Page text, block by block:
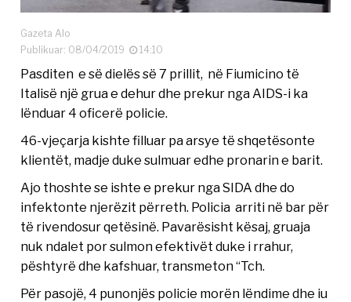
Gazeta Alo
Publikuar: 08/04/2019
14:10
Pasditen e së dielës së 7 prillit, në Fiumicino të
Italisë një grua e dehur dhe prekur nga AIDS-i ka
lënduar 4 oficerë policie.
46-vjeçarja kishte filluar pa arsye të shqetësonte
klientët, madje duke sulmuar edhe pronarin e barit.
Ajo thoshte se ishte e prekur nga SIDA dhe do
infektonte njerëzit përreth. Policia arriti në bar për
të rivendosur qetësinë. Pavarësisht kësaj, gruaja
nuk ndalet por sulmon efektivët duke i rrahur,
pështyrë dhe kafshuar, transmeton “Tch.
Për pasojë, 4 punonjës policie morën lëndime dhe iu